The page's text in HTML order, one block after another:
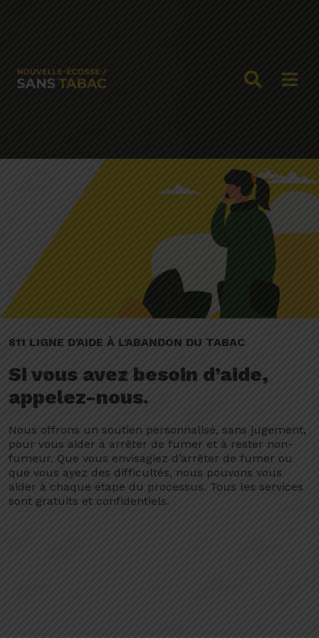
811 LIGNE D’AIDE À L’ABANDON DU TABAC
Si vous avez besoin d’aide,
appelez-nous.
Nous offrons un soutien personnalisé, sans jugement,
pour vous aider à arrêter de fumer et à rester non-
fumeur. Que vous envisagiez d’arrêter de fumer ou
que vous ayez des difficultés, nous pouvons vous
aider à chaque étape du processus. Tous les services
sont gratuits et confidentiels.